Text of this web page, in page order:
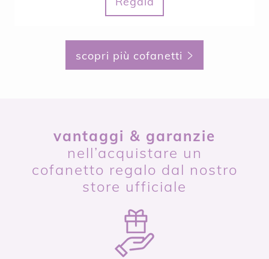
scopri più cofanetti
vantaggi & garanzie
nell’acquistare un
cofanetto regalo dal nostro
store ufficiale